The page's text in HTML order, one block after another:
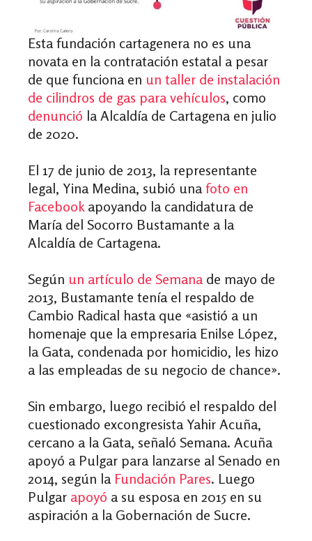
Esta fundación cartagenera no es una
novata en la contratación estatal a pesar
de que funciona en un taller de instalación
de cilindros de gas para vehículos, como
denunció la Alcaldía de Cartagena en julio
de 2020.
El 17 de junio de 2013, la representante
legal, Yina Medina, subió una foto en
Facebook apoyando la candidatura de
María del Socorro Bustamante a la
Alcaldía de Cartagena.
Según un artículo de Semana de mayo de
2013, Bustamante tenía el respaldo de
Cambio Radical hasta que «asistió a un
homenaje que la empresaria Enilse López,
la Gata, condenada por homicidio, les hizo
a las empleadas de su negocio de chance».
Sin embargo, luego recibió el respaldo del
cuestionado excongresista Yahir Acuña,
cercano a la Gata, señaló Semana. Acuña
apoyó a Pulgar para lanzarse al Senado en
2014, según la Fundación Pares. Luego
Pulgar apoyó a su esposa en 2015 en su
aspiración a la Gobernación de Sucre.